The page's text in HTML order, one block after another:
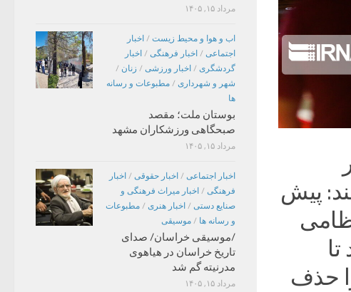
گفتند: پیش
را حذف
مرداد ۱۵, ۱۴۰۵
اب و هوا و محیط زیست / اخبار
اجتماعی / اخبار فرهنگی / اخبار
گردشگری / اخبار ورزشی / زنان /
شهر و شهرداری / مطبوعات و رسانه
ها
بوستان ملت؛ مقصد
صبحگاهی ورزشکاران مشهد
مرداد ۱۵, ۱۴۰۵
اخبار اجتماعی / اخبار حقوقی / اخبار
فرهنگی / اخبار میراث فرهنگی و
صنایع دستی / اخبار هنری / مطبوعات
و رسانه ها / موسیقی
/موسیقی خراسان/ صدای
تاریخ خراسان در هیاهوی
مدرنیته گم شد
مرداد ۱۵, ۱۴۰۵